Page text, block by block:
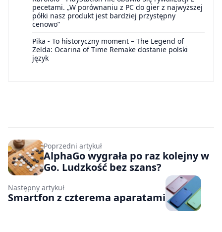
pecetami. „W porównaniu z PC do gier z najwyższej
półki nasz produkt jest bardziej przystępny
cenowo”
Pika - To historyczny moment – The Legend of
Zelda: Ocarina of Time Remake dostanie polski
język
Poprzedni artykuł
AlphaGo wygrała po raz kolejny w
Go. Ludzkość bez szans?
Następny artykuł
Smartfon z czterema aparatami